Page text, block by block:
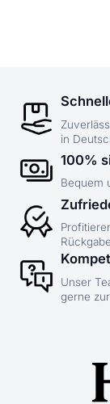
in
100%
Bequem
Unser
gerne